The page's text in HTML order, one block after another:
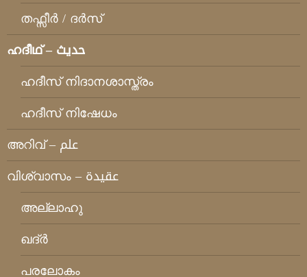
തഫ്സീര്‍ / ദര്‍സ്
ഹദീഥ്‌ – حديث
ഹദീസ് നിദാനശാസ്ത്രം
ഹദീസ് നിഷേധം
അറിവ് – علم
വിശ്വാസം – عقيدة
അല്ലാഹു
ഖദ്ര്‍
പരലോകം